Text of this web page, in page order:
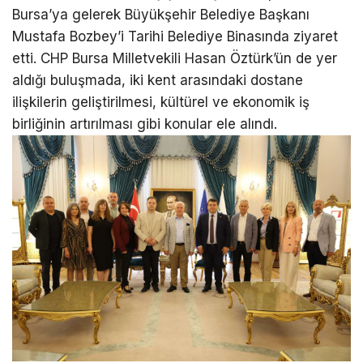
Bursa’ya gelerek Büyükşehir Belediye Başkanı
Mustafa Bozbey’i Tarihi Belediye Binasında ziyaret
etti. CHP Bursa Milletvekili Hasan Öztürk’ün de yer
aldığı buluşmada, iki kent arasındaki dostane
ilişkilerin geliştirilmesi, kültürel ve ekonomik iş
birliğinin artırılması gibi konular ele alındı.